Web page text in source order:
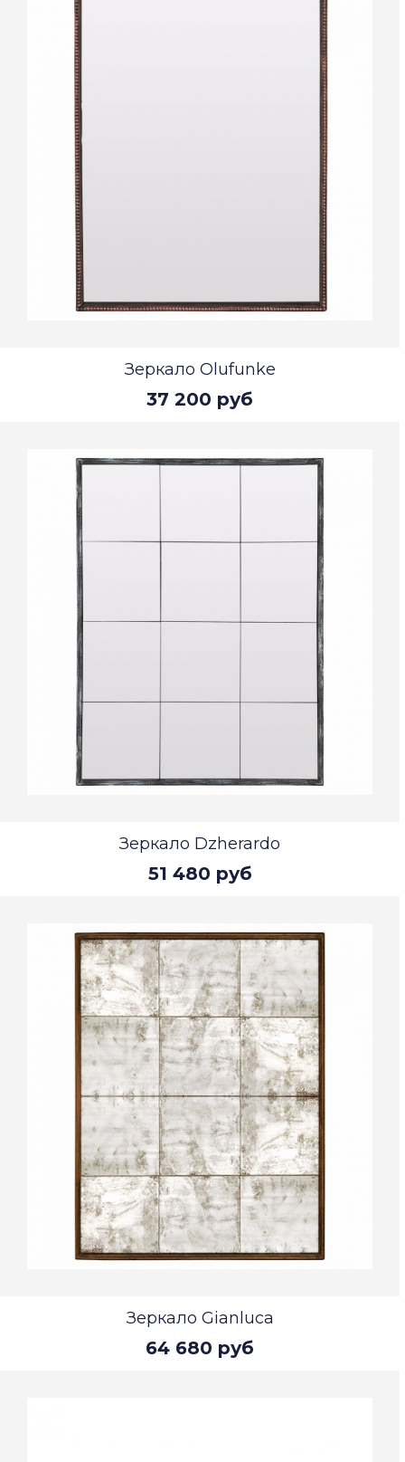
Зеркало Olufunke
37 200 руб
Зеркало Dzherardo
51 480 руб
Зеркало Gianluca
64 680 руб